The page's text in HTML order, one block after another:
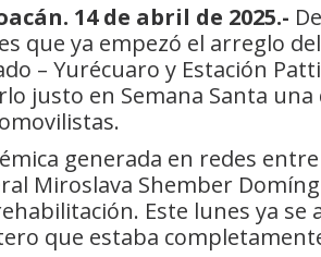
14 de abril de 2025.-
que ya empezó el arreglo
– Yurécuaro y Estación
justo en Semana Santa una
generada en redes
Miroslava Shember
Este lunes ya se
que estaba